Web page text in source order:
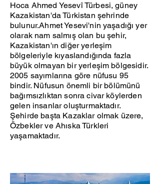
Hoca Ahmed Yesevî Türbesi, güney
Kazakistan'da Türkistan şehrinde
bulunur.Ahmet Yesevi'nin yaşadığı yer
olarak nam salmış olan bu şehir,
Kazakistan'ın diğer yerleşim
bölgeleriyle kıyaslandığında fazla
büyük olmayan bir yerleşim bölgesidir.
2005 sayımlarına göre nüfusu 95
bindir. Nüfusun önemli bir bölümünü
bağımsızlıktan sonra civar köylerden
gelen insanlar oluşturmaktadır.
Şehirde başta Kazaklar olmak üzere,
Özbekler ve Ahıska Türkleri
yaşamaktadır.